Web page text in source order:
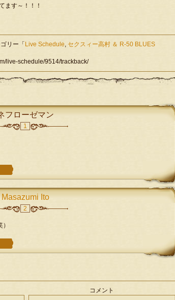
ます～！！！
リー「 Live Schedule, セクスィー高村 ＆ R-50 BLUES
live-schedule/9514/trackback/
フローゼマン
1
Masazumi Ito
2
コメント